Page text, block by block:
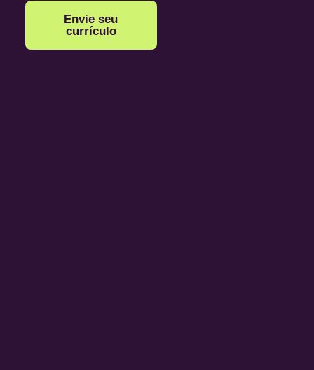
Envie seu
currículo